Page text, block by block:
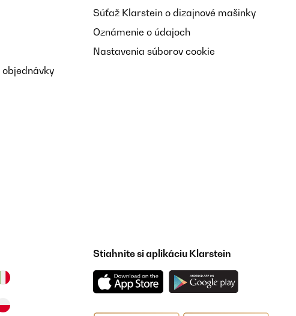
Súťaž Klarstein o dizajnové mašinky
Oznámenie o údajoch
Nastavenia súborov cookie
Stiahnite si aplikáciu Klarstein